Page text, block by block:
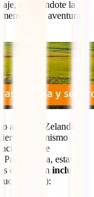
ofreciéndote la
de tu aventura.
a Nueva Zelanda
Del mismo
tiene
Irlanda, estas son
estas están incluidas
otras):